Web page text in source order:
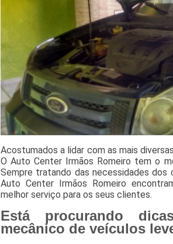
Acostumados a lidar com as mais
O Auto Center Irmãos Romeiro tem o
Sempre tratando das necessidades dos
Auto Center Irmãos Romeiro
melhor serviço para os seus clientes.
Está procurando
mecânico de veículos